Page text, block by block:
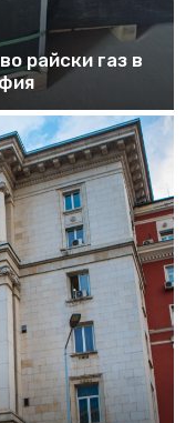
райски газ в